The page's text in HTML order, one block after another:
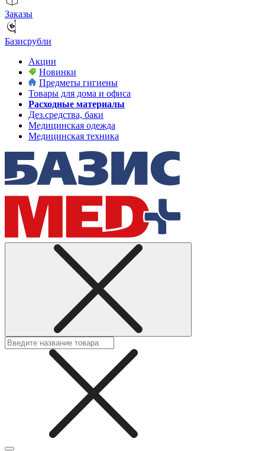
Заказы
Базисрубли
Акции
Новинки
Предметы гигиены
Товары для дома и офиса
Расходные материалы
Дез.средства, баки
Медицинская одежда
Медицинская техника